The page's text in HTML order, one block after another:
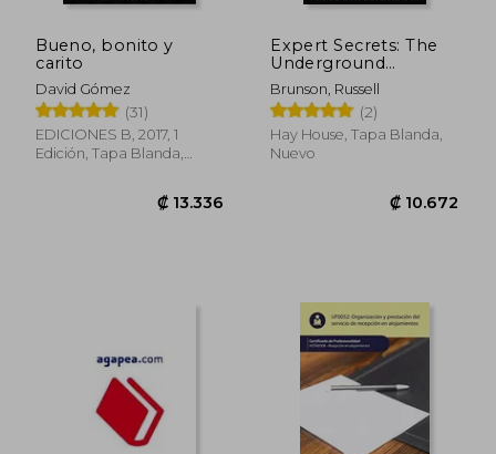
Bueno, bonito y
carito
David Gómez
(31)
EDICIONES B, 2017, 1
Edición, Tapa Blanda,
Expert Secrets: The
Underground
Playbook for
Converting Your
Online Visitors Into
Lifelong Customers
(en Inglés)
Brunson, Russell
(2)
Hay House, Tapa Blanda,
Nuevo